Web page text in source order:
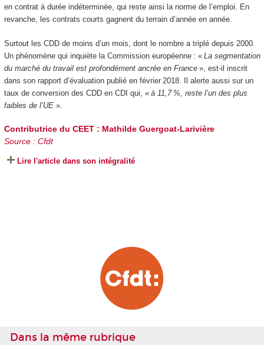
en contrat à durée indéterminée, qui reste ainsi la norme de l’emploi. En
revanche, les contrats courts gagnent du terrain d’année en année.
Surtout les CDD de moins d’un mois, dont le nombre a triplé depuis 2000.
Un phénomène qui inquiète la Commission européenne : « La segmentation
du marché du travail est profondément ancrée en France», est-il inscrit
dans son rapport d’évaluation publié en février 2018. Il alerte aussi sur un
taux de conversion des CDD en CDI qui, « à 11,7 %, reste l’un des plus
faibles de l’UE ».
Contributrice du CEET : Mathilde Guergoat-Larivière
Source : Cfdt
Lire l'article dans son intégralité
Dans la même rubrique